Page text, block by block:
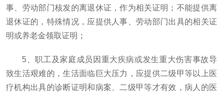
事、劳动部门核发的离退休证，作为相关证明；不能提供离
退休证的，特殊情况，应提供人事、劳动部门出具的相关证
明或养老金领取证明；
5、职工及家庭成员因重大疾病或发生重大伤害事故导
致生活艰难的，生活面临巨大压力，应提供二级甲等以上医
疗机构出具的诊断证明和病案、二级甲等才有效，病人的医